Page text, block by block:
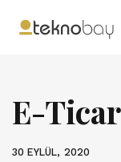
E-
30 EYLÜL, 2020